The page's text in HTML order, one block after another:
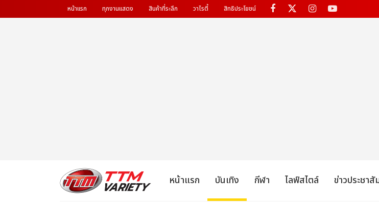
หน้าแรก ทุกงานแสดง สินค้าที่ระลึก วาไรตี้ สิทธิประโยชน์
หน้าแรก บันเทิง กีฬา ไลฟ์สไตล์ ข่าวประชา